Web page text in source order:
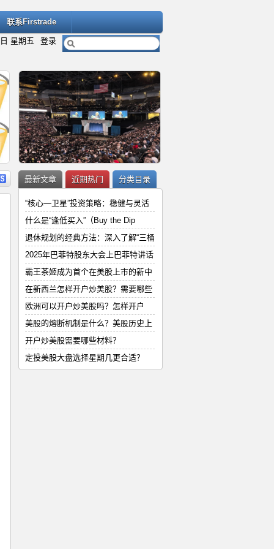
联系Firstrade
登录
星期五
详细内容
2025年巴菲特股东大会上巴菲特讲
最新文章 近期热门 分类目录
“核心—卫星”投资策略：稳健与灵活
什么是“逢低买入”（Buy the Dip
退休规划的经典方法：深入了解“三桶
2025年巴菲特股东大会上巴菲特讲话
和
霸王茶姬成为首个在美股上市的新中
式
在新西兰怎样开户炒美股？需要哪些
材
欧洲可以开户炒美股吗？怎样开户
美股的熔断机制是什么？美股历史上
的
开户炒美股需要哪些材料？
定投美股大盘选择星期几更合适？